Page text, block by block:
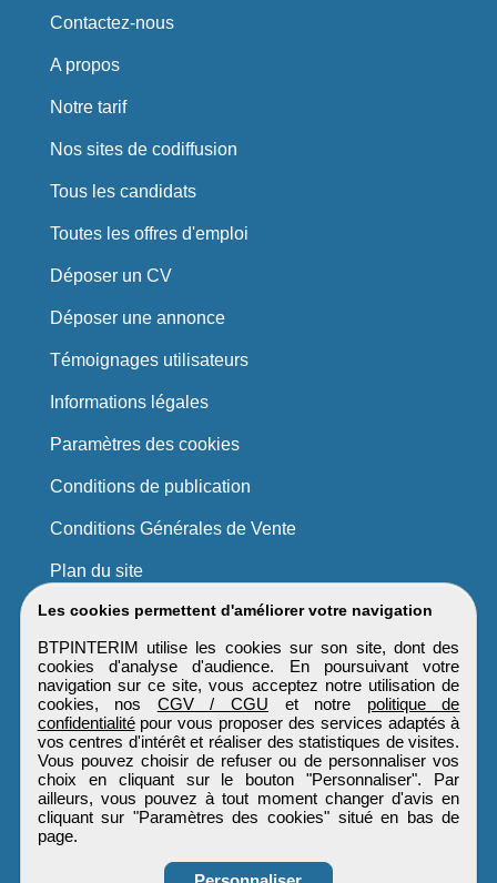
Les cookies permettent d'améliorer votre navigation
BTPINTERIM utilise les cookies sur son site, dont des
cookies d'analyse d'audience. En poursuivant votre
navigation sur ce site, vous acceptez notre utilisation de
cookies, nos CGV / CGU et notre politique de
confidentialitépour vous proposer des services adaptés à
vos centres d'intérêt et réaliser des statistiques de visites.
Vous pouvez choisir de refuser ou de personnaliser vos
choix en cliquant sur le bouton "Personnaliser". Par
ailleurs, vous pouvez à tout moment changer d'avis en
cliquant sur "Paramètres des cookies" situé en bas de
page.
Contactez-nous
A propos
Notre tarif
Nos sites de codiffusion
Tous les candidats
Toutes les offres d'emploi
Déposer un CV
Déposer une annonce
Témoignages utilisateurs
Informations légales
Paramètres des cookies
Conditions de publication
Conditions Générales de Vente
Plan du site